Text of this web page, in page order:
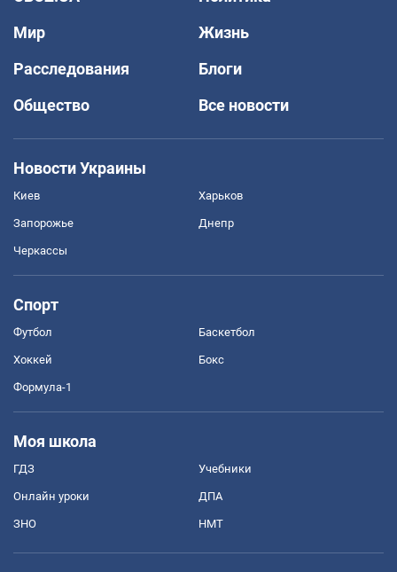
Мир
Жизнь
Расследования
Блоги
Общество
Все новости
Новости Украины
Киев Харьков
Запорожье Днепр
Черкассы
Спорт
Футбол Баскетбол
Хоккей Бокс
Формула-1
Моя школа
ГДЗ Учебники
Онлайн уроки ДПА
ЗНО НМТ